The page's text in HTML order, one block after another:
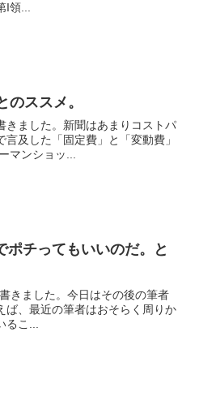
領...
ススメ。
きました。新聞はあまりコストパ
及した「固定費」と「変動費」
マンショッ...
チってもいいのだ。と
きました。今日はその後の筆者
ば、最近の筆者はおそらく周りか
こ...